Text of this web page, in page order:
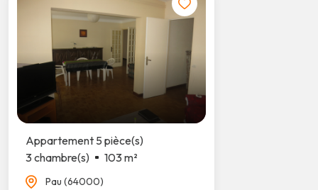
Appartement 5 pièce(s)
3 chambre(s)
103 m²
Pau (64000)